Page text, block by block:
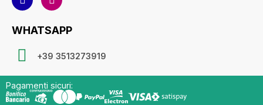
WHATSAPP
+39 3513273919
Pagamenti sicuri: